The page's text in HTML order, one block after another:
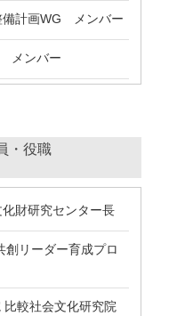
計画WG メンバー
メンバー
・役職
財研究センター長
リーダー育成プロ
比較社会文化研究院